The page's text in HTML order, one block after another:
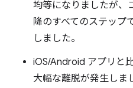
均等になりましたが、
降のすべてのステップ
しました。
iOS/Android アプリと
大幅な離脱が発生しま